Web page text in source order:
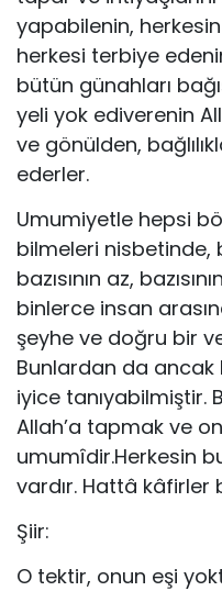
yapabilenin,
herkesi terbiye
bütün günahları
yeli yok ediverenin
ve gönülden,
ederler.
Umumiyetle hepsi
bilmeleri nisbetinde,
bazısının az,
binlerce insan
şeyhe ve doğru bir
Bunlardan da ancak
iyice tanıyabilmiştir.
Allah’a tapmak ve
umumîdir.Herkesin
vardır. Hattâ kâfirler
Şiir:
O tektir, onun eşi